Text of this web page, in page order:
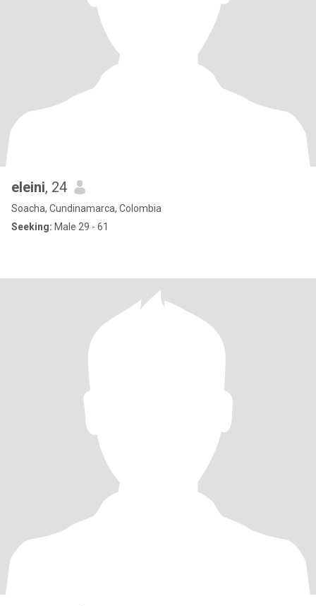
eleini, 24
Soacha, Cundinamarca, Colombia
Seeking: Male 29 - 61